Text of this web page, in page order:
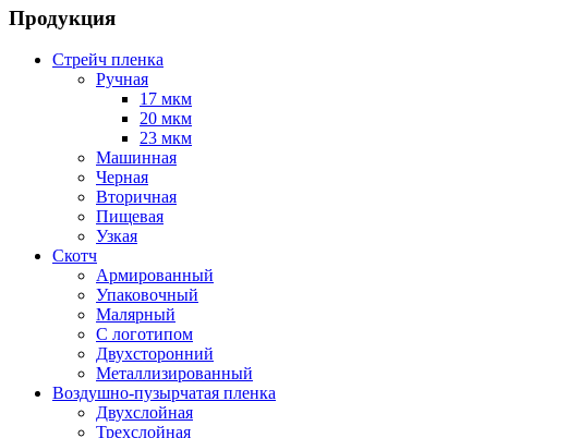
Продукция
Стрейч пленка
Ручная
17 мкм
20 мкм
23 мкм
Машинная
Черная
Вторичная
Пищевая
Узкая
Скотч
Армированный
Упаковочный
Малярный
С логотипом
Двухсторонний
Металлизированный
Воздушно-пузырчатая пленка
Двухслойная
Трехслойная